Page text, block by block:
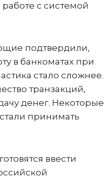
с системой
подтвердили,
в банкоматах при
стало сложнее.
транзакций,
денег. Некоторые
принимать
ввести